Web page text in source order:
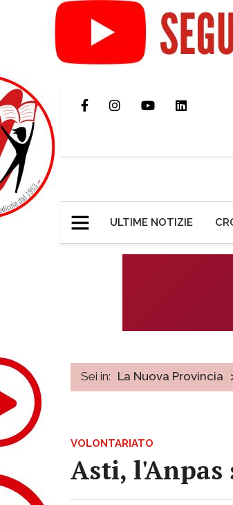
ULTIME NOTIZIE
Sei in: La Nuova Provincia
VOLONTARIATO
Asti, l'Anpas